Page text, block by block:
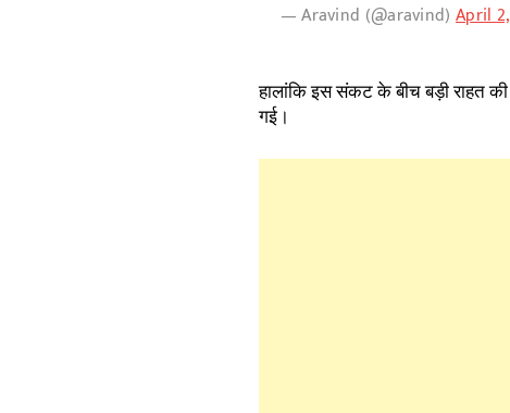
— Aravind (@aravind) April
हालांकि इस संकट के बीच बड़ी राहत
गई।